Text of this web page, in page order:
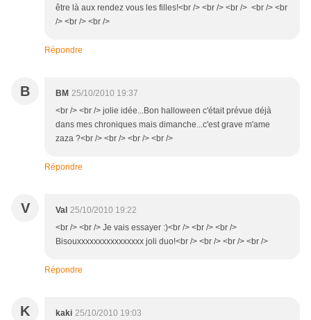
être là aux rendez vous les filles!<br /> <br /> <br /> <br /> <br
/> <br /> <br />
Répondre
B BM 25/10/2010 19:37
<br /> <br /> jolie idée...Bon halloween c'était prévue déjà
dans mes chroniques mais dimanche...c'est grave m'ame
zaza ?<br /> <br /> <br /> <br />
Répondre
V Val 25/10/2010 19:22
<br /> <br /> Je vais essayer :)<br /> <br /> <br />
Bisouxxxxxxxxxxxxxxxx joli duo!<br /> <br /> <br /> <br />
Répondre
K kaki 25/10/2010 19:03